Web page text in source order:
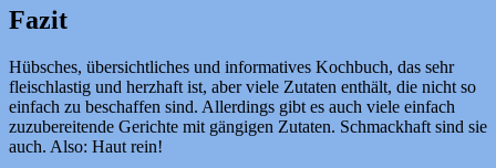
Fazit
Hübsches, übersichtliches und informatives Kochbuch, das sehr
fleischlastig und herzhaft ist, aber viele Zutaten enthält, die nicht so
einfach zu beschaffen sind. Allerdings gibt es auch viele einfach
zuzubereitende Gerichte mit gängigen Zutaten. Schmackhaft sind sie
auch. Also: Haut rein!